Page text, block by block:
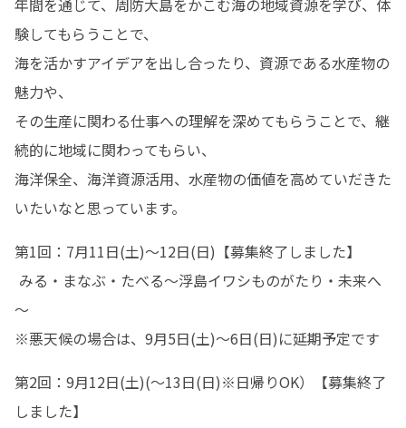
年間を通じて、周防大島をかこむ海の地域資源を学び、体
験してもらうことで、
海を活かすアイデアを出し合ったり、資源である水産物の
魅力や、
その生産に関わる仕事への理解を深めてもらうことで、継
続的に地域に関わってもらい、
海洋保全、海洋資源活用、水産物の価値を高めていだきた
いたいなと思っています。
第1回：7月11日(土)～12日(日)【募集終了しました】
～
※悪天候の場合は、9月5日(土)～6日(日)に延期予定です
第2回：9月12日(土)(～13日(日)※日帰りOK）【募集終了
しました】